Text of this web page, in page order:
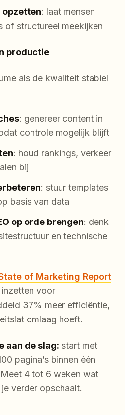
opzetten: laat mensen
of structureel meekijken
productie
als de kwaliteit stabiel
: genereer content in
controle mogelijk blijft
: houd rankings, verkeer
bij
: stuur templates
basis van data
op orde brengen: denk
en technische
of Marketing Report
voor
37% meer efficiëntie,
omlaag hoeft.
aan de slag: start met
pagina’s binnen één
4 tot 6 weken wat
verder opschaalt.